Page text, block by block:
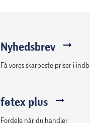
Nyhedsbrev
Få vores skarpeste priser i
føtex plus
Fordele når du handler